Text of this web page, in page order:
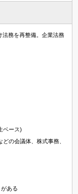
法務を再整備。企業法務
ベース)
の会議体、株式事務、
ある